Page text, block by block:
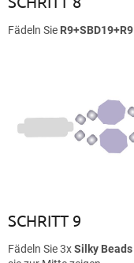
Fädeln Sie R9+SBD19+R9
SCHRITT 9
Fädeln Sie 3xSilky Beads